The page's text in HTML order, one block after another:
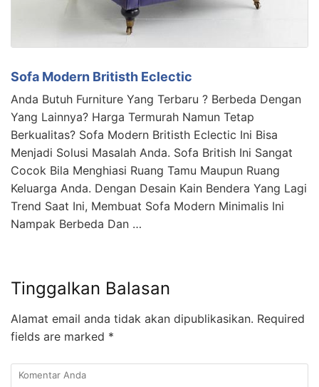
Sofa Modern Britisth Eclectic
Anda Butuh Furniture Yang Terbaru ? Berbeda Dengan
Yang Lainnya? Harga Termurah Namun Tetap
Berkualitas? Sofa Modern Britisth Eclectic Ini Bisa
Menjadi Solusi Masalah Anda. Sofa British Ini Sangat
Cocok Bila Menghiasi Ruang Tamu Maupun Ruang
Keluarga Anda. Dengan Desain Kain Bendera Yang Lagi
Trend Saat Ini, Membuat Sofa Modern Minimalis Ini
Nampak Berbeda Dan …
Tinggalkan Balasan
Alamat email anda tidak akan dipublikasikan. Required
fields are marked *